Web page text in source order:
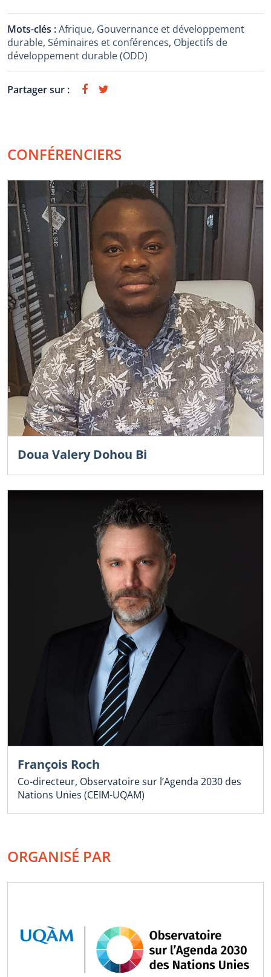
Mots-clés :Afrique, Gouvernance et développement
durable, Séminaires et conférences, Objectifs de
développement durable (ODD)
Partager sur :
CONFÉRENCIERS
Doua Valery Dohou Bi
François Roch
Co-directeur, Observatoire sur l’Agenda 2030 des
Nations Unies (CEIM-UQAM)
ORGANISÉ PAR